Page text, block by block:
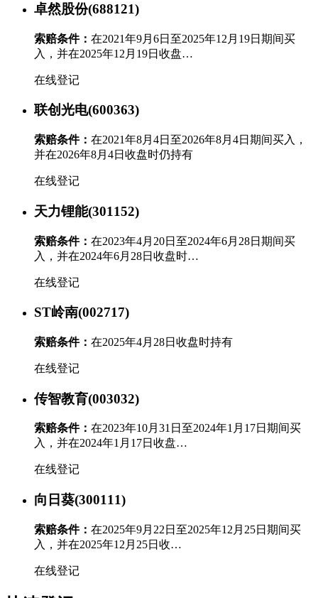
卓然股份(688121)
索赔条件： 在2021年9月6日至2025年12月19日期间买
入，并在2025年12月19日收盘…
在线登记
联创光电(600363)
索赔条件： 在2021年8月4日至2026年8月4日期间买入，
并在2026年8月4日收盘时仍持有
在线登记
天力锂能(301152)
索赔条件： 在2023年4月20日至2024年6月28日期间买
入，并在2024年6月28日收盘时…
在线登记
ST岭南(002717)
索赔条件： 在2025年4月28日收盘时持有
在线登记
传智教育(003032)
索赔条件： 在2023年10月31日至2024年1月17日期间买
入，并在2024年1月17日收盘…
在线登记
向日葵(300111)
索赔条件： 在2025年9月22日至2025年12月25日期间买
入，并在2025年12月25日收…
在线登记